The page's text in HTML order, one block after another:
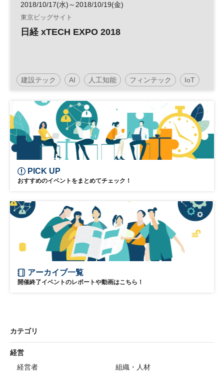
2018/10/17(水)～2018/10/19(金)
東京ビッグサイト
日経 xTECH EXPO 2018
建設テック AI 人工知能 フィンテック IoT
ものづくり クラウド
PICK UP
おすすめのイベントをまとめてチェック！
アーカイブ一覧
開催終了イベントのレポートや動画はこちら！
カテゴリ
経営
経営者
組織・人材